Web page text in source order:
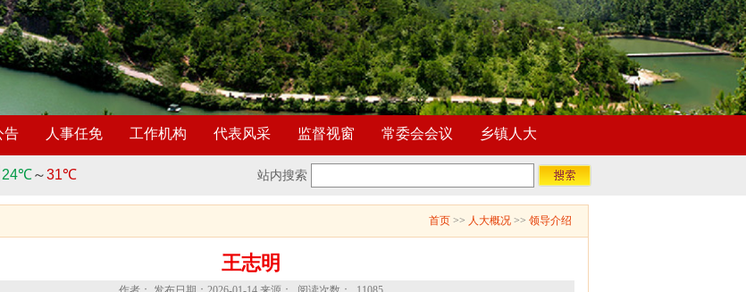
告 人事任免 工作机构 代表风采 监督视窗 常委会会议 乡镇人大
站内搜索
首页 >> 人大概况 >> 领导介绍
王志明